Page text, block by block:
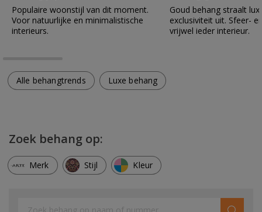
Populaire woonstijl van dit moment.
Voor natuurlijke en minimalistische
interieurs.
Goud behang straalt
exclusiviteit uit. Sfeer-
vrijwel ieder interieur.
Alle behangtrends Luxe behang
Zoek behang op:
Merk Stijl Kleur